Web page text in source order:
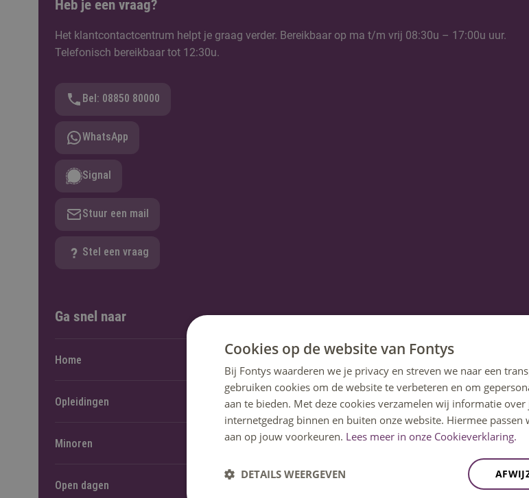
Heb je een vraag?
Het klantcontactcentrum helpt je graag verder. Bereikbaar op ma t/m vrij 08:30u – 17:00u uur.
Telefonisch bereikbaar tot 12:30u.
Bel: 08850 80000
WhatsApp
Signal
Stuur een mail
Stel een vraag
Ga snel naar
Home
Opleidingen
Minoren
Open dagen
Cookies op de website van Fontys
Bij Fontys waarderen we je privacy en streven we naar een
gebruiken cookies om de website te verbeteren en om
aan te bieden. Met deze cookies verzamelen wij informatie
internetgedrag binnen en buiten onze website. Hiermee
aan op jouw voorkeuren. Lees meer in onze Cookieverklaring.
DETAILS WEERGEVEN